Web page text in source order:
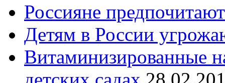
Россияне
Детям в России
Витаминизированные